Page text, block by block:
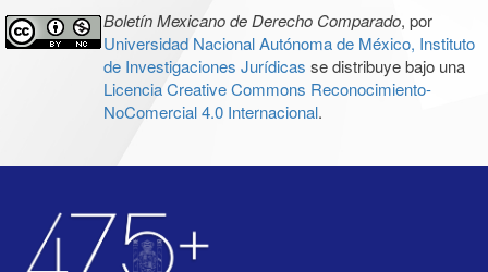
Boletín Mexicano de Derecho Comparado, por
Universidad Nacional Autónoma de México, Instituto
de Investigaciones Jurídicas se distribuye bajo una
Licencia Creative Commons Reconocimiento-
NoComercial 4.0 Internacional.